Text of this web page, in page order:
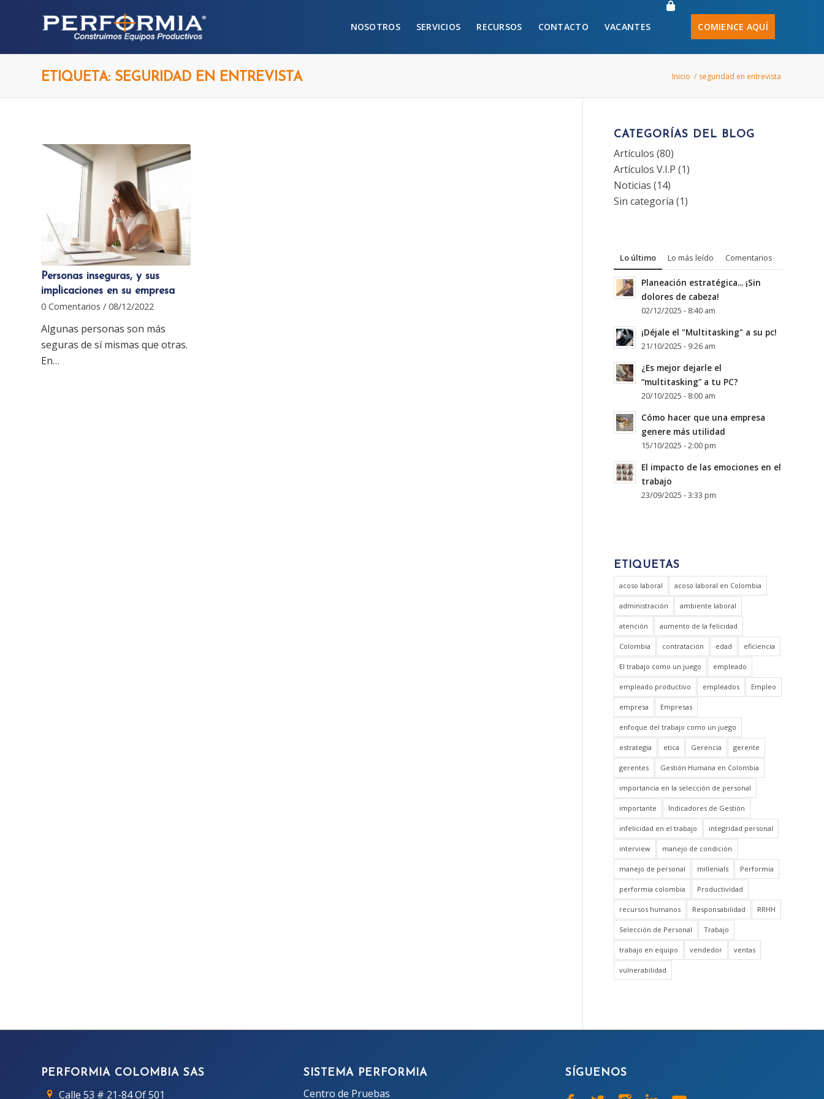
NOSOTROS SERVICIOS RECURSOS CONTACTO VACANTES COMIENCE AQUÍ
ETIQUETA: SEGURIDAD EN ENTREVISTA Inicio / seguridad en entrevista
Personas inseguras, y sus
implicaciones en su empresa
0 Comentarios / 08/12/2022
Algunas personas son más
seguras de sí mismas que otras.
En…
CATEGORÍAS DEL BLOG
Artículos (80)
Artículos V.I.P (1)
Noticias (14)
Sin categoría (1)
Lo último Lo más leído Comentarios
Planeación estratégica... ¡Sin
dolores de cabeza!
02/12/2025 - 8:40 am
¡Déjale el "Multitasking" a su pc!
21/10/2025 - 9:26 am
¿Es mejor dejarle el
“multitasking” a tu PC?
20/10/2025 - 8:00 am
Cómo hacer que una empresa
genere más utilidad
15/10/2025 - 2:00 pm
El impacto de las emociones en el
trabajo
23/09/2025 - 3:33 pm
ETIQUETAS
acoso laboral acoso laboral en Colombia
administración ambiente laboral
atención aumento de la felicidad
Colombia contratación edad eficiencia
El trabajo como un juego empleado
empleado productivo empleados Empleo
empresa Empresas
enfoque del trabajo como un juego
estrategia etica Gerencia gerente
gerentes Gestión Humana en Colombia
importancia en la selección de personal
importante Indicadores de Gestión
infelicidad en el trabajo integridad personal
interview manejo de condición
manejo de personal millenials Performia
performia colombia Productividad
recursos humanos Responsabilidad RRHH
Selección de Personal Trabajo
trabajo en equipo vendedor ventas
vulnerabilidad
PERFORMIA COLOMBIA SAS
Calle 53 # 21-84 Of 501
SISTEMA PERFORMIA
Centro de Pruebas
SÍGUENOS